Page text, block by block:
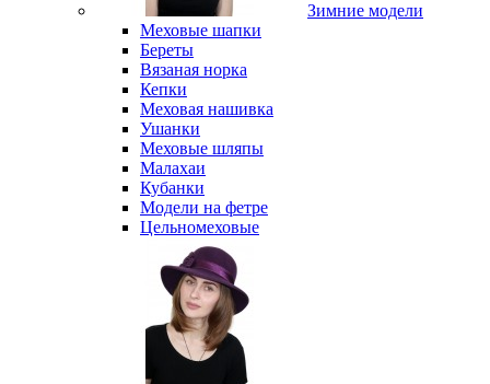
Зимние модели
Меховые шапки
Береты
Вязаная норка
Кепки
Меховая нашивка
Ушанки
Меховые шляпы
Малахаи
Кубанки
Модели на фетре
Цельномеховые